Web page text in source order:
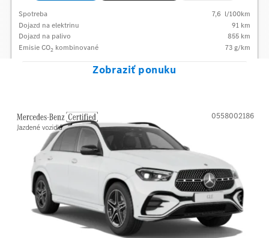
Spotreba 7,6 l/100km
Dojazd na elektrinu
91 km
Dojazd na palivo
855 km
Emisie CO2 kombinované 73 g/km
Zobraziť ponuku
0558002186